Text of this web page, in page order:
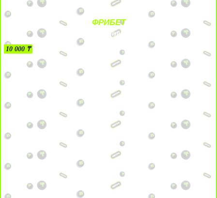
ФРИБЕТ
БЕЗ УСЛОВИЙ
10 000 ₸